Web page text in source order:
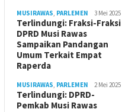
MUSIRAWAS, PARLEMEN 3 Mei 2025
Terlindungi: Fraksi-Fraksi
DPRD Musi Rawas
Sampaikan Pandangan
Umum Terkait Empat
Raperda
MUSIRAWAS, PARLEMEN 2 Mei 2025
Terlindungi: DPRD-
Pemkab Musi Rawas